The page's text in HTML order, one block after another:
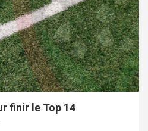
finir le Top 14